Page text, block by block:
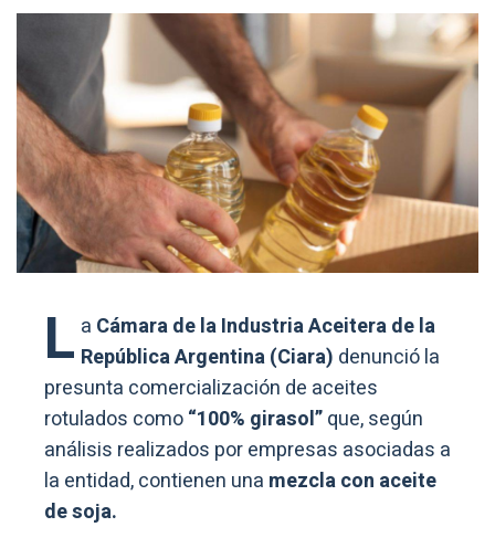
L a Cámara de la Industria Aceitera de la
República Argentina (Ciara) denunció la
presunta comercialización de aceites
rotulados como“100% girasol”que, según
análisis realizados por empresas asociadas a
la entidad, contienen una mezcla con aceite
de soja.